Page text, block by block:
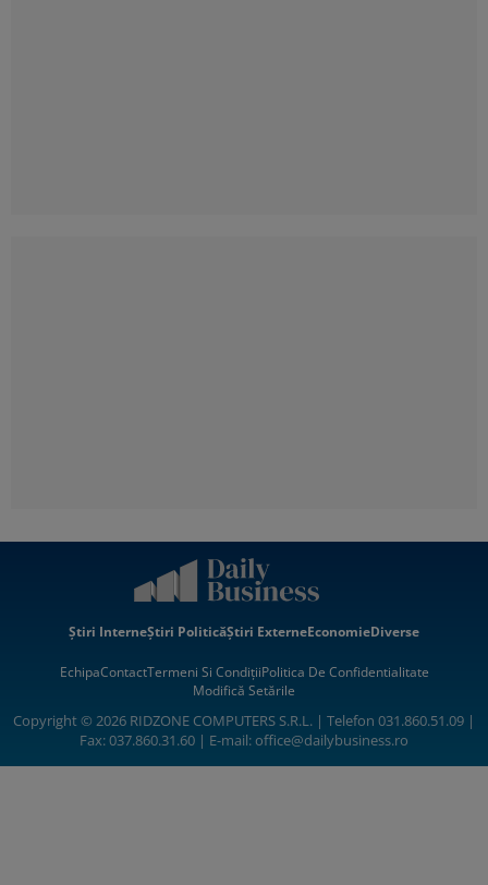
Știri InterneȘtiri PoliticăȘtiri ExterneEconomieDiverse
EchipaContactTermeni Si CondițiiPolitica De Confidentialitate
Modifică Setările
Copyright © 2026 RIDZONE COMPUTERS S.R.L. | Telefon 031.860.51.09 |
Fax: 037.860.31.60 | E-mail:office@dailybusiness.ro